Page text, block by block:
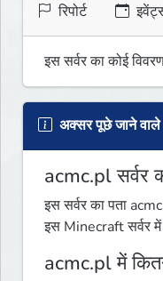
रिपोर्ट
इस सर्वर का कोई
अक्सर पूछे जाने वाले
acmc.pl सर्वर
इस सर्वर का पता
इस Minecraft सर्वर
acmc.pl में